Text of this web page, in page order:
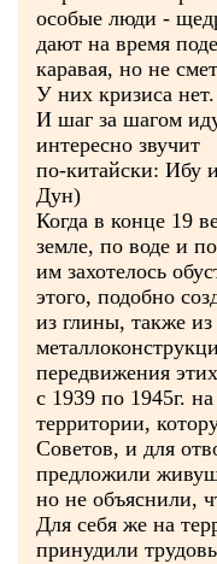
особые люди -
дают на время
каравая, но не
У них кризиса
И шаг за шагом
интересно звучит
по-китайски: Ибу
Дун)
Когда в конце 19
земле, по воде и
им захотелось
этого, подобно
из глины, также из
передвижения
с 1939 по 1945г.
территории,
Советов, и для
предложили
но не объяснили,
Для себя же на
принудили